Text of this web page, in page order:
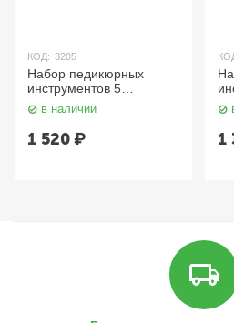
КОД: 3205
Набор педикюрных
инструментов 5
предметов Classic SIS-
63 Zinger
в наличии
1 520₽ 1